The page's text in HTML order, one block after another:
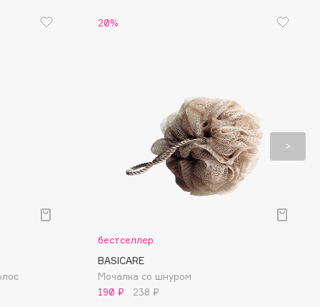
20%
бестселлер
BASICARE
Мочалка со шнуром
190 ₽
238 ₽